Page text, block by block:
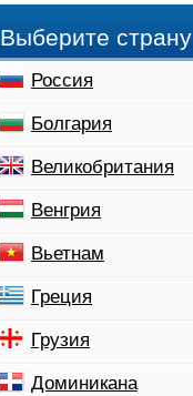
Выберите страну
Россия
Болгария
Великобритания
Венгрия
Вьетнам
Греция
Грузия
Доминикана